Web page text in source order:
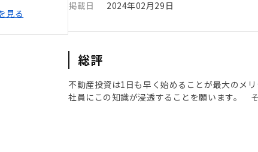
見る
掲載日
2024年02月29日
総評
不動産投資は1日も早く始めることが最大のメ
社員にこの知識が浸透することを願います。